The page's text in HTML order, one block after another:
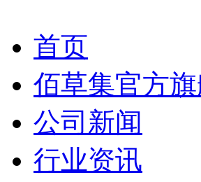
首页
佰草集官方
公司新闻
行业资讯